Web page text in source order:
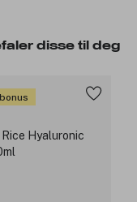
disse til deg